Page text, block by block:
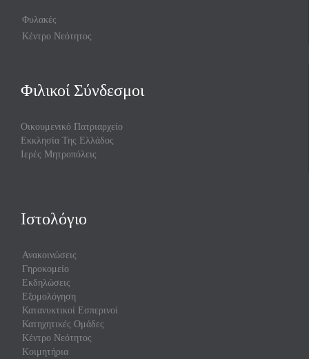
Φυλακές
Κέντρο Νεότητος
Φιλικοί Σύνδεσμοι
Οικουμενικό Πατριαρχείο
Εκκλησία Της Ελλάδος
Ιερές Μητροπόλεις
Ιστολόγιο
Ανακοινώσεις
Γηροκομείο
Εκδηλώσεις
Εξομολόγηση
Κατανυκτικοί Εσπερινοί
Κατηχητικές Ομάδες
Κέντρο Νεότητος
Κοιμητήρια